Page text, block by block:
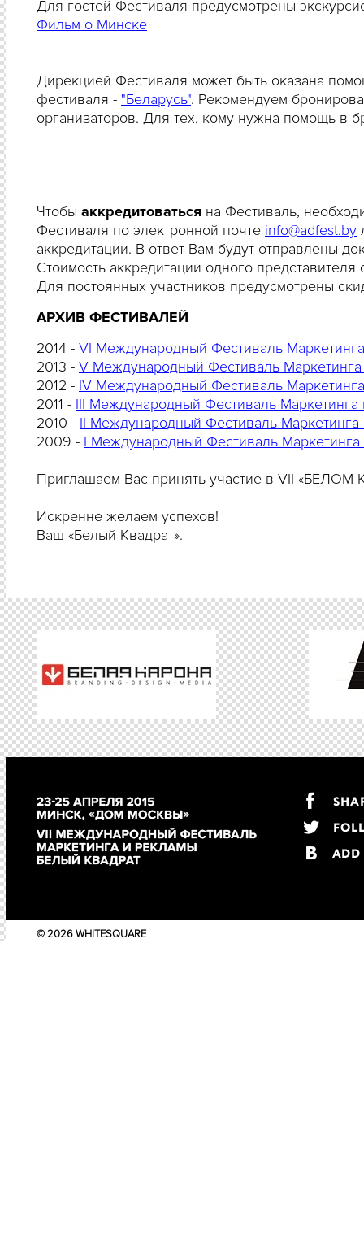
Для гостей Фестиваля предусмотрены
Фильм о Минске
Дирекцией Фестиваля может быть оказана
фестиваля - "Беларусь". Рекомендуем
организаторов. Для тех, кому нужна помощь в
Чтобы аккредитоваться на Фестиваль,
Фестиваля по электронной почте info@adfest.by
аккредитации. В ответ Вам будут отправлены
Стоимость аккредитации одного
Для постоянных участников предусмотрены
АРХИВ ФЕСТИВАЛЕЙ
2014 - VI Международный Фестиваль
2013 - V Международный Фестиваль
2012 - IV Международный Фестиваль
2011 - III Международный Фестиваль
2010 - II Международный Фестиваль
2009 - I Международный Фестиваль
Приглашаем Вас принять участие в VII «БЕЛОМ
Искренне желаем успехов!
Ваш «Белый Квадрат».
© 2026 WHITESQUARE